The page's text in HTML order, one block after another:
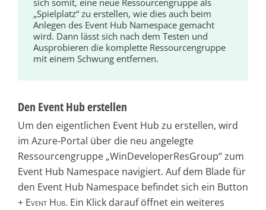
sich somit, eine neue Ressourcengruppe als
„Spielplatz“ zu erstellen, wie dies auch beim
Anlegen des Event Hub Namespace gemacht
wird. Dann lässt sich nach dem Testen und
Ausprobieren die komplette Ressourcengruppe
mit einem Schwung entfernen.
Den Event Hub erstellen
Um den eigentlichen Event Hub zu erstellen, wird
im Azure-Portal über die neu angelegte
Ressourcengruppe „WinDeveloperResGroup“ zum
Event Hub Namespace navigiert. Auf dem Blade für
den Event Hub Namespace befindet sich ein Button
+ Event Hub. Ein Klick darauf öffnet ein weiteres